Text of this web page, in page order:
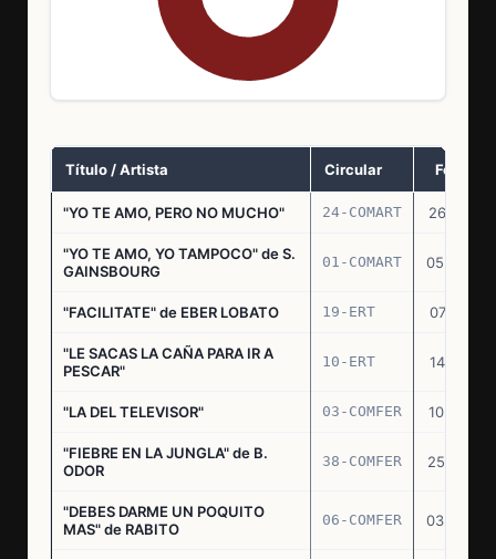
Título / Artista Circular Fecha
"YO TE AMO, PERO NO MUCHO" 24-COMART 26.11.69
"YO TE AMO, YO TAMPOCO" de S.
GAINSBOURG
01-COMART 05.02.70
"FACILITATE" de EBER LOBATO 19-ERT 07.10.70
"LE SACAS LA CAÑA PARA IR A
PESCAR"
10-ERT 14.07.71
"LA DEL TELEVISOR" 03-COMFER 10.01.73
"FIEBRE EN LA JUNGLA" de B.
ODOR
38-COMFER 25.10.73
"DEBES DARME UN POQUITO
MAS" de RABITO
06-COMFER 03.05.74